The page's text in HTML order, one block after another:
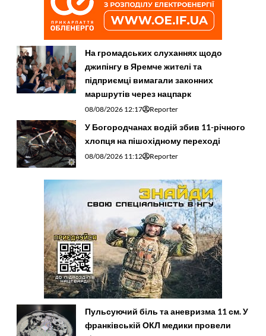
На громадських слуханнях щодо
джипінгу в Яремче житeлі та
підприємці вимагали законних
маршрутів через нацпарк
08/08/2026 12:17 Reporter
У Богородчанах водій збив 11-річного
хлопця на пішохідному переході
08/08/2026 11:12 Reporter
Пульсуючий біль та аневризма 11 см. У
франківській ОКЛ медики провели